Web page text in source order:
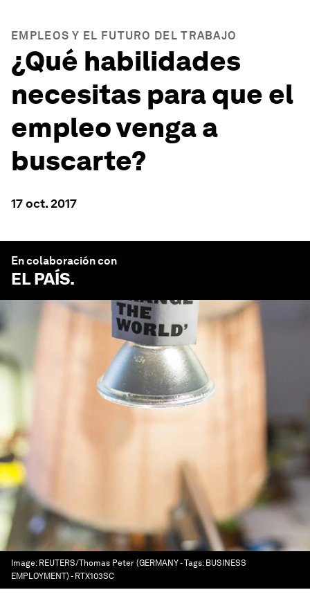
EMPLEOS Y EL FUTURO DEL TRABAJO
¿Qué habilidades
necesitas para que el
empleo venga a
buscarte?
17 oct. 2017
En colaboración con
EL PAÍS.
Image: REUTERS/Thomas Peter (GERMANY - Tags: BUSINESS
EMPLOYMENT) - RTX103SC